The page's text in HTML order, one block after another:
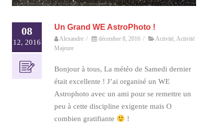
08
12, 2016
Un Grand WE AstroPhoto !
Alexandre / décembre 8, 2016 / Activité Activité
Majeure
Bonjour à tous, La météo de Samedi dernier
était excellente ! J’ai organisé un WE
Astrophoto avec un ami pour se remettre un
peu à cette discipline exigente mais O
combien gratifiante
!